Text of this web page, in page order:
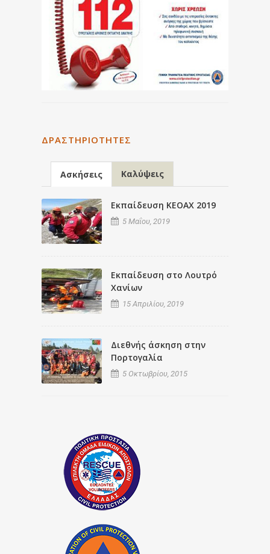
ΔΡΑΣΤΗΡΙΌΤΗΤΕΣ
Ασκήσεις Καλύψεις
Εκπαίδευση ΚΕΟΑΧ 2019
5 Μαΐου, 2019
Εκπαίδευση στο Λουτρό
Χανίων
15 Απριλίου, 2019
Διεθνής άσκηση στην
Πορτογαλία
5 Οκτωβρίου, 2015